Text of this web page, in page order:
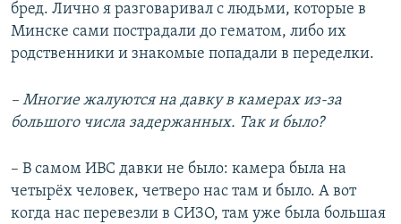
бред. Лично я разговаривал с людьми, которые в
Минске сами пострадали до гематом, либо их
родственники и знакомые попадали в переделки.
– Многие жалуются на давку в камерах из-за
большого числа задержанных. Так и было?
– В самом ИВС давки не было: камера была на
четырёх человек, четверо нас там и было. А вот
когда нас перевезли в СИЗО, там уже была большая